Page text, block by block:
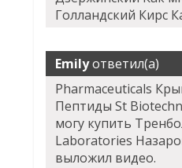
Голландский Кирс
Emilyответил(а)
Pharmaceuticals
Пептиды St
могу купить
Laboratories
выложил видео.